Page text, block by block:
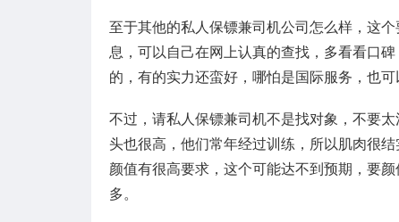
至于其他的私人保镖兼司机公司怎么样，这
息，可以自己在网上认真的查找，多看看口
的，有的实力还蛮好，哪怕是国际服务，也可
不过，请私人保镖兼司机不是找对象，不要
头也很高，他们常年经过训练，所以肌肉很
颜值有很高要求，这个可能达不到预期，要
多。